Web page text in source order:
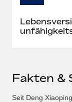
Fakten &
Seit Deng